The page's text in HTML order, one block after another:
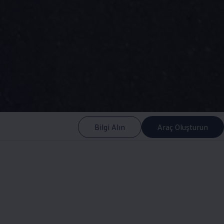
Bilgi Alın Araç Oluşturun